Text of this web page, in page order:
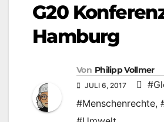
G20
Hamburg
Von Philipp Vollmer
JULI 6, 2017
#Menschenrechte,